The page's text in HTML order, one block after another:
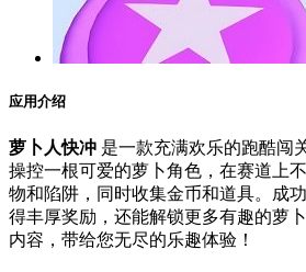
应用介绍
萝卜人快冲 是一款充满欢乐的跑酷闯
操控一根可爱的萝卜角色，在赛道上
物和陷阱，同时收集金币和道具。成
得丰厚奖励，还能解锁更多有趣的萝
内容，带给您无尽的乐趣体验！